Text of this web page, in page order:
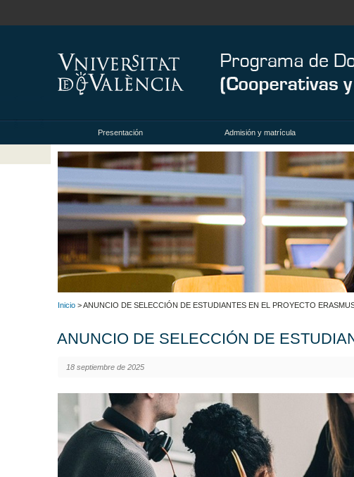
Presentación Admisión y matrícula
Inicio > ANUNCIO DE SELECCIÓN DE ESTUDIANTES EN EL PROYECTO
ANUNCIO DE SELECCIÓN DE
18 septiembre de 2025